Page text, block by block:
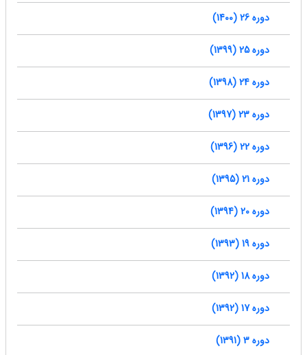
دوره 26 (1400)
دوره 25 (1399)
دوره 24 (1398)
دوره 23 (1397)
دوره 22 (1396)
دوره 21 (1395)
دوره 20 (1394)
دوره 19 (1393)
دوره 18 (1392)
دوره 17 (1392)
دوره 3 (1391)